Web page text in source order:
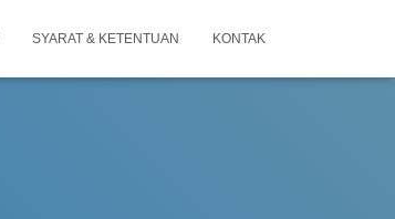
SYARAT & KETENTUAN KONTAK